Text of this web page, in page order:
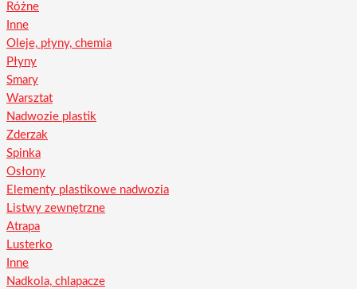
Różne
Inne
Oleje, płyny, chemia
Płyny
Smary
Warsztat
Nadwozie plastik
Zderzak
Spinka
Osłony
Elementy plastikowe nadwozia
Listwy zewnętrzne
Atrapa
Lusterko
Inne
Nadkola, chlapacze